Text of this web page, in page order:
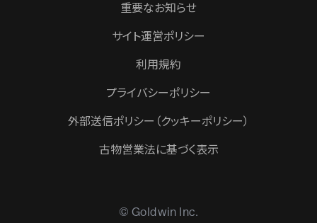
重要なお知らせ
サイト運営ポリシー
利用規約
プライバシーポリシー
外部送信ポリシー（クッキーポリシー）
古物営業法に基づく表示
© Goldwin Inc.